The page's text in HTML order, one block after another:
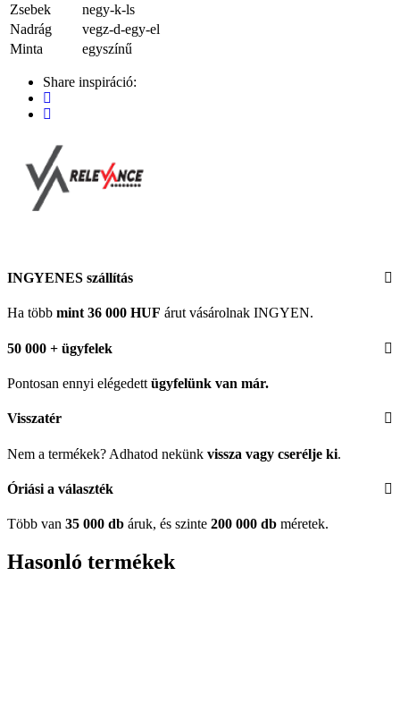
Zsebek
negy-k-ls
Nadrág
vegz-d-egy-el
Minta
egyszínű
Share inspiráció:
INGYENES szállítás
Ha több mint 36 000 HUF árut vásárolnak INGYEN.
50 000 + ügyfelek
Pontosan ennyi elégedett ügyfelünk van már.
Visszatér
Nem a termékek? Adhatod nekünk vissza vagy cserélje ki.
Óriási a választék
Több van 35 000 db áruk, és szinte 200 000 db méretek.
Hasonló termékek